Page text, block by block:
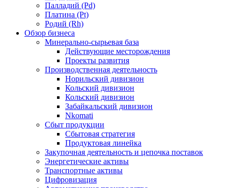
Палладий (Pd)
Платина (Pt)
Родий (Rh)
Обзор бизнеса
Минерально-сырьевая база
Действующие месторождения
Проекты развития
Производственная деятельность
Норильский дивизион
Кольский дивизион
Кольский дивизион
Забайкальский дивизион
Nkomati
Сбыт продукции
Сбытовая стратегия
Продуктовая линейка
Закупочная деятельность и цепочка поставок
Энергетические активы
Транспортные активы
Цифровизация